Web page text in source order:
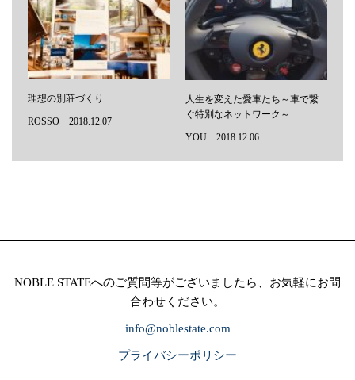
理想の別荘づくり
ROSSO 2018.12.07
人生を変えた愛車たち～車で繋
ぐ特別なネットワーク～
YOU 2018.12.06
NOBLE STATEへのご質問等がございましたら、お気軽にお問
合わせください。
info@noblestate.com
プライバシーポリシー